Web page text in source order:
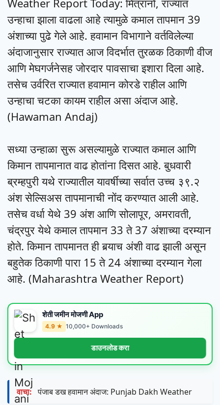
Weather Report Today: मित्रांनो, राज्यात
उन्हाचा झाला वाढला आहे त्यामुळे कमाल तापमान 39
अंशाच्या पुढे गेले आहे. हवामान विभागाने वर्तविलेल्या
अंदाजानुसार राज्यात आज विदर्भात तुरळक ठिकाणी वीज
आणि मेघगर्जनेसह जोरदार पावसाचा इशारा दिला आहे.
तसेच उर्वरित राज्यात हवामान कोरडे राहील आणि
उन्हाचा चटका कायम राहील असा अंदाज आहे.
(Hawaman Andaj)
सध्या उन्हाळा सुरू असल्यामुळे राज्यात कमाल आणि
किमान तापमानात वाढ होतांना दिसत आहे. बुधवारी
ब्रम्हपुरी यथे राज्यातील यावर्षीच्या सर्वात उच्च ३९.२
अंश सेल्सिअस तापमानाची नोंद करण्यात आली आहे.
तसेच वर्धा येथे 39 अंश आणि सोलापूर, अमरावती,
चंद्रपुर येथे कमाल तापमान 33 ते 37 अंशाच्या दरम्यान
होते. किमान तापमानत ही बर्‍याच अंशी वाढ झाली असून
बहुतेक ठिकाणी पारा 15 ते 24 अंशाच्या दरम्यान गेला
आहे. (Maharashtra Weather Report)
शेती जमीन मोजणी App
4.9 ★ 10,000+ Downloads
डाउनलोड करा
वाचा: पंजाब डख हवामान अंदाज: Punjab Dakh Weather